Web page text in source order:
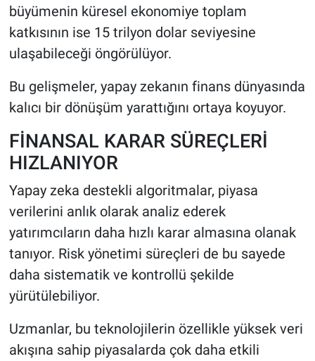
büyümenin küresel ekonomiye toplam
katkısının ise 15 trilyon dolar seviyesine
ulaşabileceği öngörülüyor.
Bu gelişmeler, yapay zekanın finans dünyasında
kalıcı bir dönüşüm yarattığını ortaya koyuyor.
FİNANSAL KARAR SÜREÇLERİ
HIZLANIYOR
Yapay zeka destekli algoritmalar, piyasa
verilerini anlık olarak analiz ederek
yatırımcıların daha hızlı karar almasına olanak
tanıyor. Risk yönetimi süreçleri de bu sayede
daha sistematik ve kontrollü şekilde
yürütülebiliyor.
Uzmanlar, bu teknolojilerin özellikle yüksek veri
akışına sahip piyasalarda çok daha etkili